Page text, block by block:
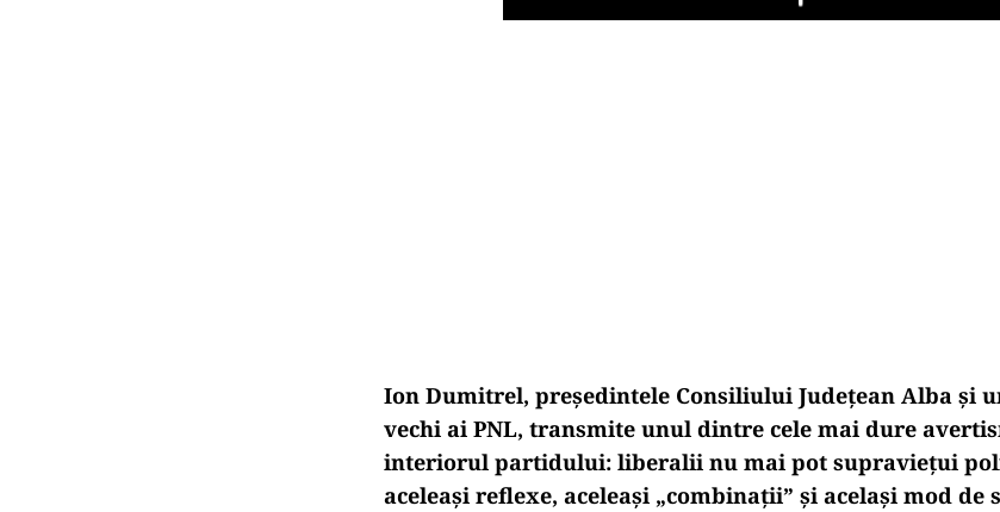
Play
Ion Dumitrel, președintele Consiliului Județean Alba și
vechi ai PNL, transmite unul dintre cele mai dure
interiorul partidului: liberalii nu mai pot supraviețui
aceleași reflexe, aceleași „combinații” și același mod de